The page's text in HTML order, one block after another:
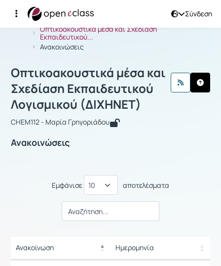
Σύνδεση
Αρχική Σελίδα
Οπτικοακουστικά μέσα και Σχεδίαση
Εκπαιδευτικού...
Ανακοινώσεις
Μάθημα : Οπτικοακουστικά μέσα
Οπτικοακουστικά μέσα και
Σχεδίαση Εκπαιδευτικού
Λογισμικού (ΔΙΧΗΝΕΤ)
CHEM112 - Μαρία Γρηγοριάδου
Ανακοινώσεις
Εμφάνισε αποτελέσματα
Ανακοίνωση
Ημερομηνία
Ρυθμίσεις επιλογής /